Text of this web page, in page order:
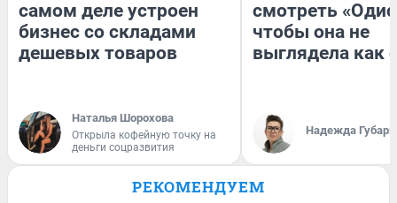
самом деле устроен
бизнес со складами
дешевых товаров
Наталья Шорохова
Открыла кофейную точку на
деньги соцразвития
смотреть
чтобы она не
выглядела как
Надежда Губарь
РЕКОМЕНДУЕМ